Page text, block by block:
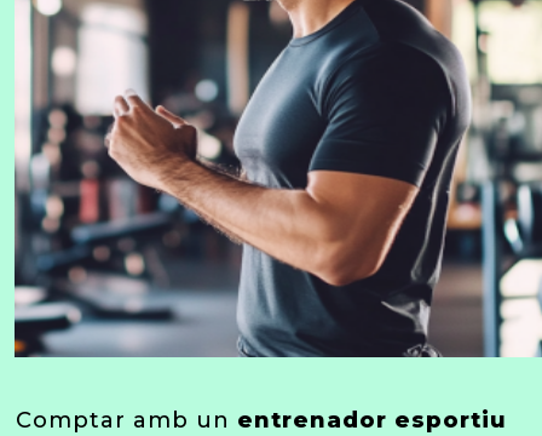
Comptar amb un entrenador esportiu